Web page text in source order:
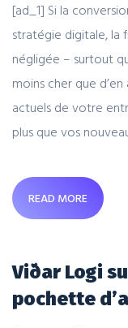
[ad_1] Si la
stratégie digitale, la
négligée – surtout
moins cher que
actuels de votre
plus que vos
READ MORE
Viðar Logi
pochette